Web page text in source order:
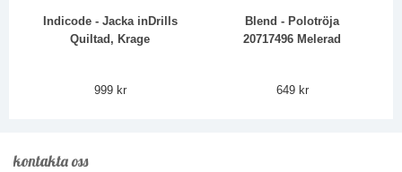
Indicode - Jacka inDrills
Quiltad, Krage
999 kr
Blend - Polotröja
20717496 Melerad
649 kr
kontakta oss